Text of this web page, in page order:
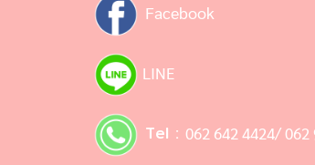
Facebook
LINE
Tel : 062 642 4424/ 062